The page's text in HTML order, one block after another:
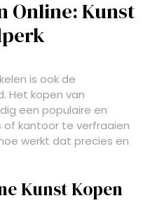
Online: Kunst
is ook de
Het kopen van
een populaire en
of kantoor te verfraaien
werkt dat precies en
Kunst Kopen